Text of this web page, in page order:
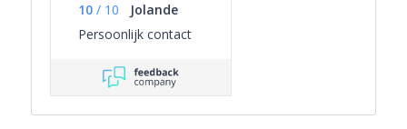
10 / 10
Jolande
Persoonlijk contact